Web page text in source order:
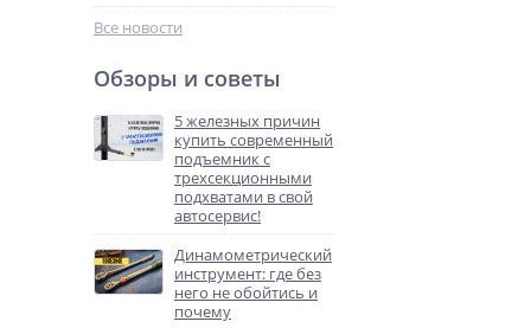
Все новости
Обзоры и советы
5 железных причин
купить современный
подъемник с
трехсекционными
подхватами в свой
автосервис!
Динамометрический
инструмент: где без
него не обойтись и
почему